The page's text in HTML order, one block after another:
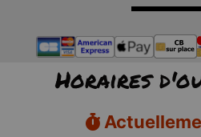
Horaires